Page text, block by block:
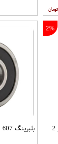
2%
بلبرینگ 607